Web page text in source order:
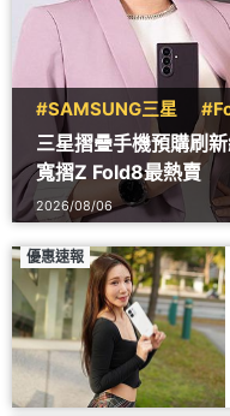
#SAMSUNG三星
三星摺疊手機預購刷
寬摺Z Fold8最熱賣
2026/08/06
優惠速報